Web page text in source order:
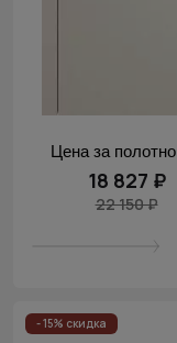
Цена за полотно
18 827 ₽
22 150 ₽
- 15% скидка